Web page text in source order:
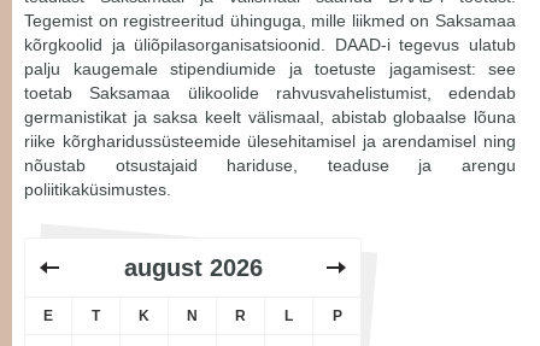
august 2026
E T K N R L P
Tegemist on registreeritud ühinguga, mille liikmed on Saksamaa
kõrgkoolid ja üliõpilasorganisatsioonid. DAAD-i tegevus ulatub
palju kaugemale stipendiumide ja toetuste jagamisest: see
toetab Saksamaa ülikoolide rahvusvahelistumist, edendab
germanistikat ja saksa keelt välismaal, abistab globaalse lõuna
riike kõrgharidussüsteemide ülesehitamisel ja arendamisel ning
nõustab otsustajaid hariduse, teaduse ja arengu
poliitikaküsimustes.